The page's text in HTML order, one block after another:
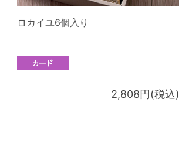
ロカイユ6個入り
2,808円(税込)